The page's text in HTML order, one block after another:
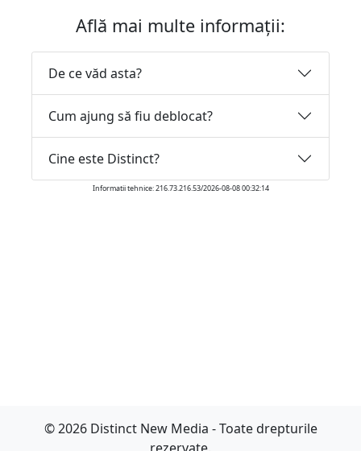
Află mai multe informații:
De ce văd asta?
Cum ajung să fiu deblocat?
Cine este Distinct?
Informatii tehnice: 216.73.216.53/2026-08-08 00:32:14
© 2026 Distinct New Media - Toate drepturile